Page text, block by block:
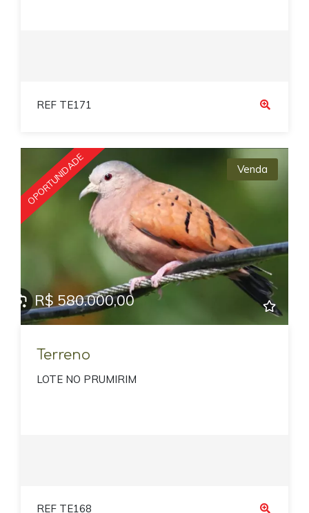
REF TE171
OPORTUNIDADE Venda
R$ 580.000,00
Terreno
LOTE NO PRUMIRIM
REF TE168